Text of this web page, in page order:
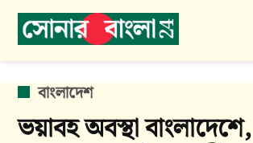
Skip
বাংলা
24
POSTED
বাংলাদেশ
ভয়াবহ অবস্থা বাংলাদেশে,